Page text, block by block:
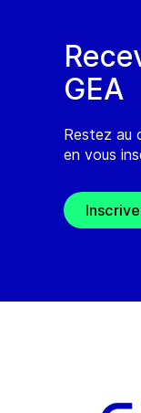
GEA
Restez au
en vous